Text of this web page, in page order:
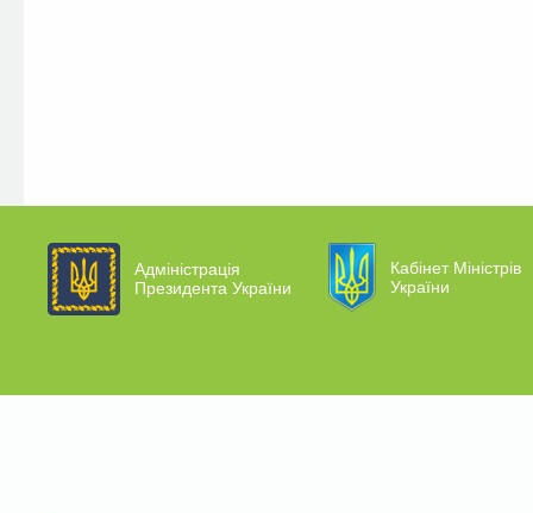
Адміністрація
Президента України
Кабінет Міністрів
України